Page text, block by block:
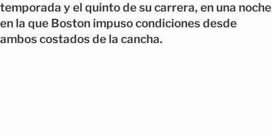
temporada y el quinto de su carrera, en una noche
en la que Boston impuso condiciones desde
ambos costados de la cancha.